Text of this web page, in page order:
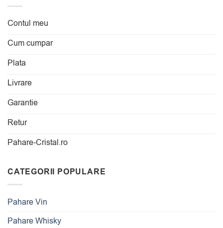
Contul meu
Cum cumpar
Plata
Livrare
Garantie
Retur
Pahare-Cristal.ro
CATEGORII POPULARE
Pahare Vin
Pahare Whisky